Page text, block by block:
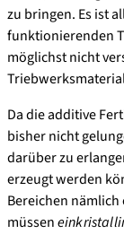
zu bringen. Es ist
funktionierenden
möglichst nicht
Da die additive
bisher nicht
darüber zu
erzeugt werden
Bereichen
müssen